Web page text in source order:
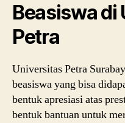
Beasiswa di
Petra
Universitas Petra
beasiswa yang bisa
bentuk apresiasi atas
bentuk bantuan untuk